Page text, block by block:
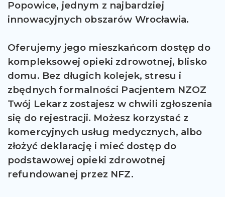
Popowice, jednym z najbardziej
innowacyjnych obszarów Wrocławia.
Oferujemy jego mieszkańcom dostęp do
kompleksowej opieki zdrowotnej, blisko
domu. Bez długich kolejek, stresu i
zbędnych formalności Pacjentem NZOZ
Twój Lekarz zostajesz w chwili zgłoszenia
się do rejestracji. Możesz korzystać z
komercyjnych usług medycznych, albo
złożyć deklarację i mieć dostęp do
podstawowej opieki zdrowotnej
refundowanej przez NFZ.